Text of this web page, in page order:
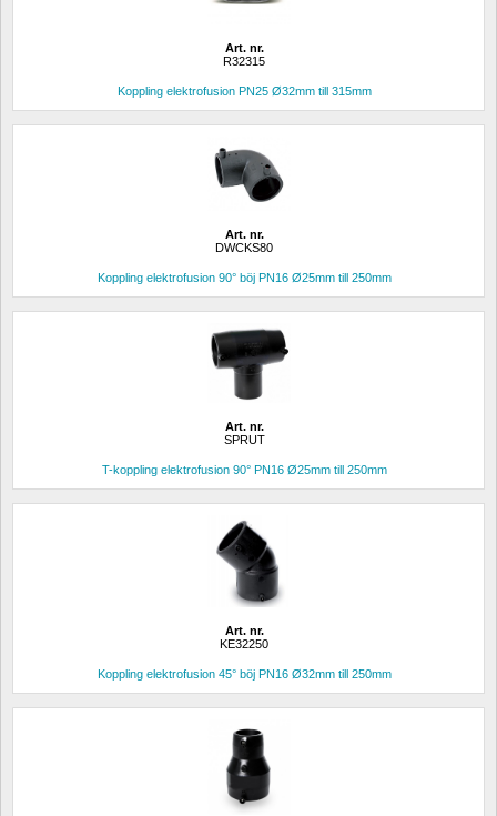
Art. nr.
R32315
Koppling elektrofusion PN25 Ø32mm till 315mm
Art. nr.
DWCKS80
Koppling elektrofusion 90° böj PN16 Ø25mm till 250mm
Art. nr.
SPRUT
T-koppling elektrofusion 90° PN16 Ø25mm till 250mm
Art. nr.
KE32250
Koppling elektrofusion 45° böj PN16 Ø32mm till 250mm